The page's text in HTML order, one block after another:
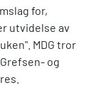
for,
utvidelse av
MDG tror
og